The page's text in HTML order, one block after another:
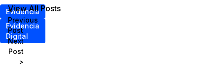
Evidencia
Evidencia
Digital
<
Previous
Post
Next
Post
>
View All Posts